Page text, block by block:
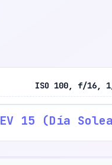
ISO 100, f/16,
EV 15 (Día